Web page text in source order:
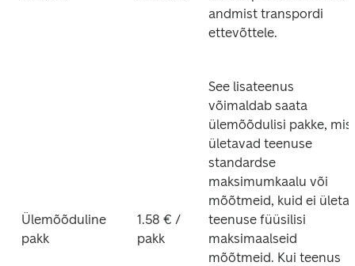
andmist transpordi
ettevõttele.
Ülemõõduline
pakk
1.58 € /
pakk
See lisateenus
võimaldab saata
ülemõõdulisi pakke, mis
ületavad teenuse
standardse
maksimumkaalu või
mõõtmeid, kuid ei ületa
teenuse füüsilisi
maksimaalseid
mõõtmeid. Kui teenus